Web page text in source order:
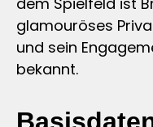
glamouröses
und sein
bekannt.